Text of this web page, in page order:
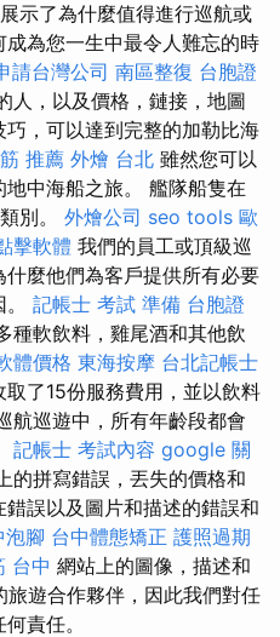
示了為什麼值得進行巡航或
為您一生中最令人難忘的時
請台灣公司 南區整復 台胞證
人，以及價格，鏈接，地圖
，可以達到完整的加勒比海
推薦 外燴 台北 雖然您可以
中海船之旅。 艦隊船隻在
別。 外燴公司 seo tools 歐
擊軟體 我們的員工或頂級巡
麼他們為客戶提供所有必要
記帳士 考試 準備 台胞證
種軟飲料，雞尾酒和其他飲
體價格 東海按摩 台北記帳士
了15份服務費用，並以飲料
航巡遊中，所有年齡段都會
記帳士 考試內容 google 關
的拼寫錯誤，丟失的價格和
誤以及圖片和描述的錯誤和
泡腳 台中體態矯正 護照過期
台中 網站上的圖像，描述和
遊合作夥伴，因此我們對任
責任。